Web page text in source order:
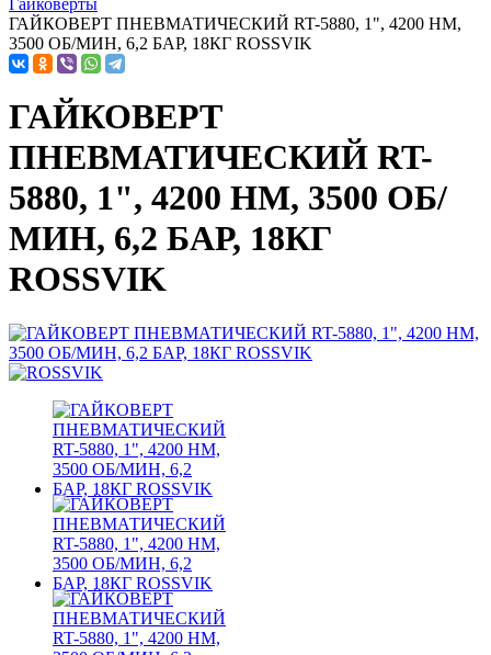
Гайковерты
ГАЙКОВЕРТ ПНЕВМАТИЧЕСКИЙ RT-5880, 1", 4200 НМ,
3500 ОБ/МИН, 6,2 БАР, 18КГ ROSSVIK
ГАЙКОВЕРТ
ПНЕВМАТИЧЕСКИЙ RT-
5880, 1", 4200 НМ, 3500 ОБ/
МИН, 6,2 БАР, 18КГ
ROSSVIK